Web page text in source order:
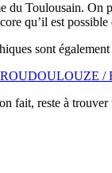
Toulousain. On
qu’il est
sont
ROUDOULOUZE
fait, reste à